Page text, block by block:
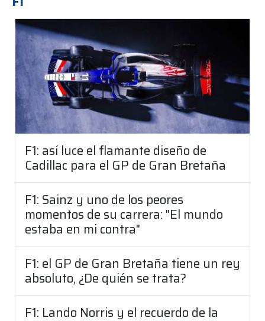
F1: así luce el flamante diseño de
Cadillac para el GP de Gran Bretaña
F1: Sainz y uno de los peores
momentos de su carrera: "El mundo
estaba en mi contra"
F1: el GP de Gran Bretaña tiene un rey
absoluto, ¿De quién se trata?
F1: Lando Norris y el recuerdo de la